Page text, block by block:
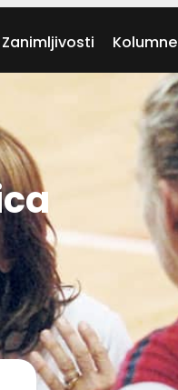
Zanimljivosti Kolumne